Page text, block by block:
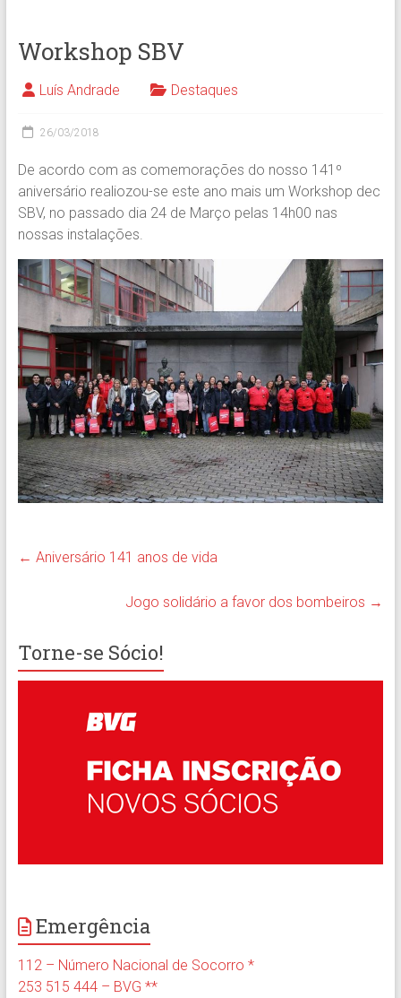
Workshop SBV
Luís Andrade Destaques
26/03/2018
De acordo com as comemorações do nosso 141º
aniversário realiozou-se este ano mais um Workshop dec
SBV, no passado dia 24 de Março pelas 14h00 nas
nossas instalações.
← Aniversário 141 anos de vida
Jogo solidário a favor dos bombeiros →
Torne-se Sócio!
Emergência
112 – Número Nacional de Socorro *
253 515 444 – BVG **